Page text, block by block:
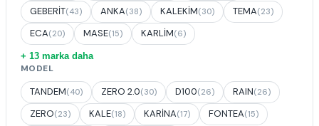
GEBERİT(43) ANKA(38) KALEKİM(30) TEMA(23)
ECA(20) MASE(15) KARLİM(6)
+ 13 marka daha
MODEL
TANDEM(40) ZERO 2.0(30) D100(26) RAIN(26)
ZERO(23) KALE(18) KARİNA(17) FONTEA(15)